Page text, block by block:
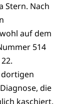
Stern. Nach
auf dem
514
dortigen
die
kaschiert.